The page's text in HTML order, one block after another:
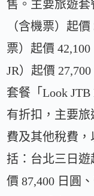
售。主要旅遊
（含機票）起
票）起價
JR）起價
套餐「Look
有折扣，主要
費及其他稅費
括：台北三日遊
價 87,400 日圓